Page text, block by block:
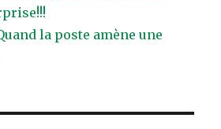
la poste amène une